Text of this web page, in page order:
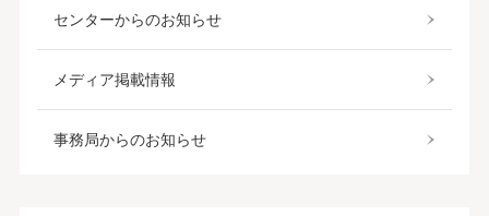
センターからのお知らせ
メディア掲載情報
事務局からのお知らせ